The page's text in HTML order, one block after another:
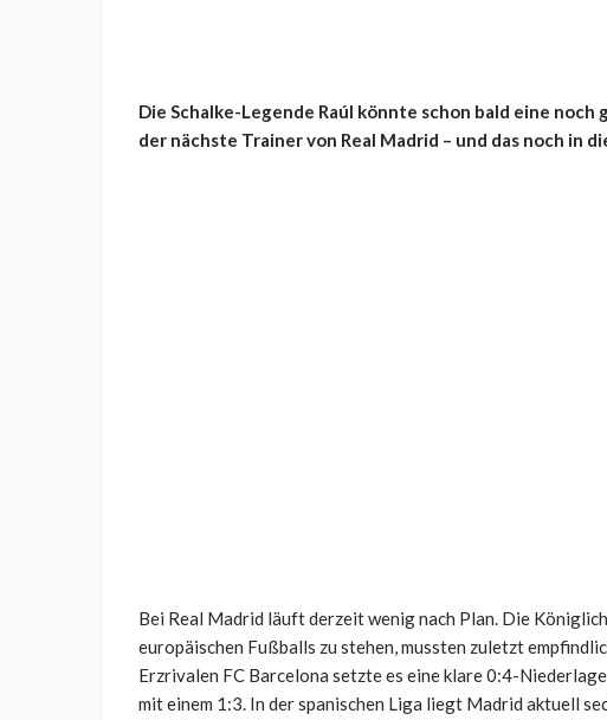
Die Schalke-Legende Raúl könnte schon bald eine
der nächste Trainer von Real Madrid – und das noch in
Bei Real Madrid läuft derzeit wenig nach Plan. Die
europäischen Fußballs zu stehen, mussten zuletzt
Erzrivalen FC Barcelona setzte es eine klare 0:4-
mit einem 1:3. In der spanischen Liga liegt Madrid aktuell